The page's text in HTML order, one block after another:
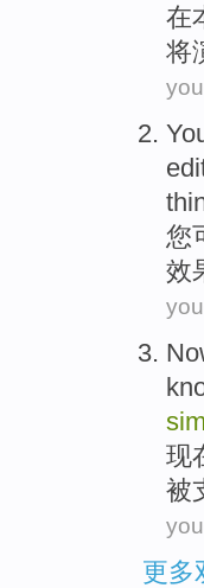
在
将
您
效
现
被
更多